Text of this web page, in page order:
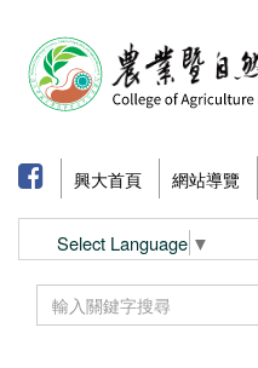
興大首頁 網站導覽
Select Language ▼